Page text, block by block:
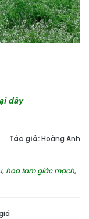
đây
Tác giả:Hoàng Anh
, hoa tam giác mạch,